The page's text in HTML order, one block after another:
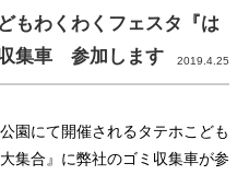
わくわくフェスタ『は
集車 参加します
2019.4.25
園にて開催されるタテホこども
集合』に弊社のゴミ収集車が参